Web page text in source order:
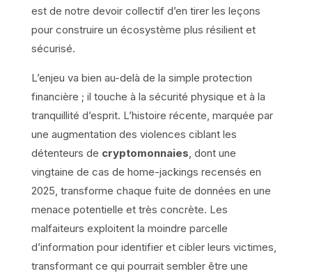
est de notre devoir collectif d’en tirer les leçons
pour construire un écosystème plus résilient et
sécurisé.
L’enjeu va bien au-delà de la simple protection
financière ; il touche à la sécurité physique et à la
tranquillité d’esprit. L’histoire récente, marquée par
une augmentation des violences ciblant les
détenteurs de cryptomonnaies, dont une
vingtaine de cas de home-jackings recensés en
2025, transforme chaque fuite de données en une
menace potentielle et très concrète. Les
malfaiteurs exploitent la moindre parcelle
d’information pour identifier et cibler leurs victimes,
transformant ce qui pourrait sembler être une